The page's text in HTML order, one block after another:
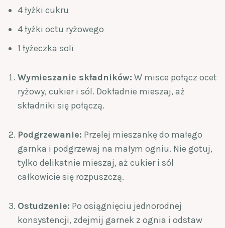
4 łyżki cukru
4 łyżki octu ryżowego
1 łyżeczka soli
Wymieszanie składników: W misce połącz ocet
ryżowy, cukier i sól. Dokładnie mieszaj, aż
składniki się połączą.
Podgrzewanie: Przelej mieszankę do małego
garnka i podgrzewaj na małym ogniu. Nie gotuj,
tylko delikatnie mieszaj, aż cukier i sól
całkowicie się rozpuszczą.
Ostudzenie: Po osiągnięciu jednorodnej
konsystencji, zdejmij garnek z ognia i odstaw